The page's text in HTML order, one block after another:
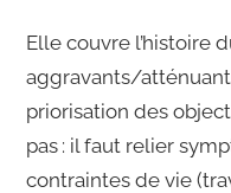
Elle couvre l’histoire
aggravants/
priorisation des
pas : il faut relier
contraintes de vie